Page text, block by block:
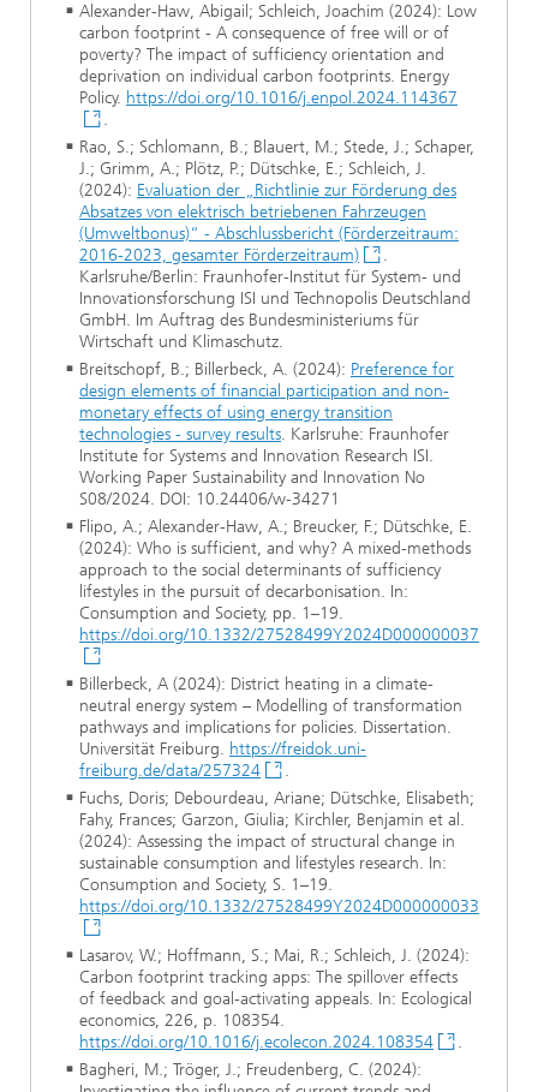
Alexander-Haw, Abigail; Schleich, Joachim (2024): Low
carbon footprint - A consequence of free will or of
poverty? The impact of sufficiency orientation and
deprivation on individual carbon footprints. Energy
Policy. https://doi.org/10.1016/j.enpol.2024.114367
.
Rao, S.; Schlomann, B.; Blauert, M.; Stede, J.; Schaper,
J.; Grimm, A.; Plötz, P.; Dütschke, E.; Schleich, J.
(2024): Evaluation der „Richtlinie zur Förderung des
Absatzes von elektrisch betriebenen Fahrzeugen
(Umweltbonus)“ - Abschlussbericht (Förderzeitraum:
2016-2023, gesamter Förderzeitraum)
.
Karlsruhe/Berlin: Fraunhofer-Institut für System- und
Innovationsforschung ISI und Technopolis Deutschland
GmbH. Im Auftrag des Bundesministeriums für
Wirtschaft und Klimaschutz.
Breitschopf, B.; Billerbeck, A. (2024): Preference for
design elements of financial participation and non-
monetary effects of using energy transition
technologies - survey results. Karlsruhe: Fraunhofer
Institute for Systems and Innovation Research ISI.
Working Paper Sustainability and Innovation No
S08/2024. DOI: 10.24406/w-34271
Flipo, A.; Alexander-Haw, A.; Breucker, F.; Dütschke, E.
(2024): Who is sufficient, and why? A mixed-methods
approach to the social determinants of sufficiency
lifestyles in the pursuit of decarbonisation. In:
Consumption and Society, pp. 1–19.
https://doi.org/10.1332/27528499Y2024D000000037
Billerbeck, A (2024): District heating in a climate-
neutral energy system – Modelling of transformation
pathways and implications for policies. Dissertation.
Universität Freiburg. https://freidok.uni-
freiburg.de/data/257324
.
Fuchs, Doris; Debourdeau, Ariane; Dütschke, Elisabeth;
Fahy, Frances; Garzon, Giulia; Kirchler, Benjamin et al.
(2024): Assessing the impact of structural change in
sustainable consumption and lifestyles research. In:
Consumption and Society, S. 1–19.
https://doi.org/10.1332/27528499Y2024D000000033
Lasarov, W.; Hoffmann, S.; Mai, R.; Schleich, J. (2024):
Carbon footprint tracking apps: The spillover effects
of feedback and goal-activating appeals. In: Ecological
economics, 226, p. 108354.
https://doi.org/10.1016/j.ecolecon.2024.108354
.
Bagheri, M.; Tröger, J.; Freudenberg, C. (2024):